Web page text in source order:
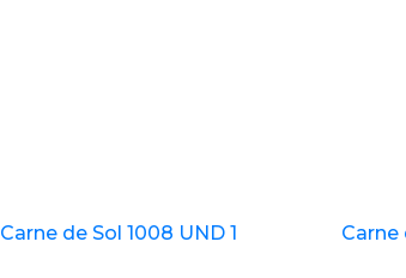
Carne de Sol 1008 UND 1 Carne